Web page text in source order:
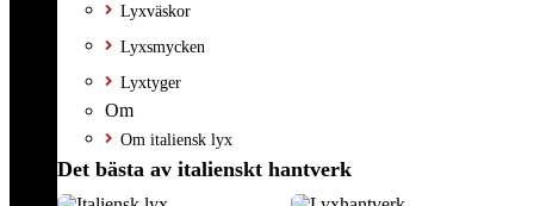
Lyxväskor
Lyxsmycken
Lyxtyger
Om
Om italiensk lyx
Det bästa av italienskt hantverk